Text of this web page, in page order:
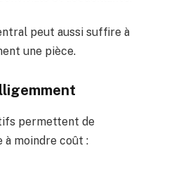
peut aussi suffire à
une pièce.
permettent de
à moindre coût :